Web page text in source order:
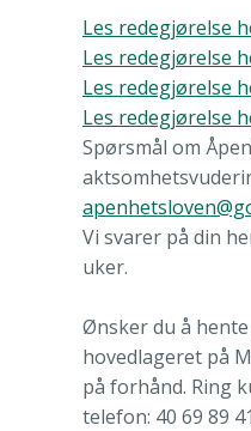
Les redegjørelse
Les redegjørelse
Les redegjørelse
Les redegjørelse
Spørsmål om
Vi svarer på din
uker.
Ønsker du å
hovedlageret på
på forhånd. Ring
telefon: 40 69 89